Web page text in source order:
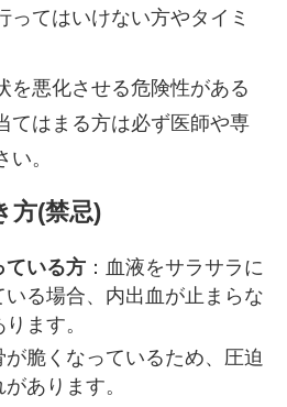
ってはいけない方やタイミ
を悪化させる危険性がある
てはまる方は必ず医師や専
。
方(禁忌)
ている方 ：血液をサラサラに
る場合、内出血が止まらな
ます。
が脆くなっているため、圧迫
あります。